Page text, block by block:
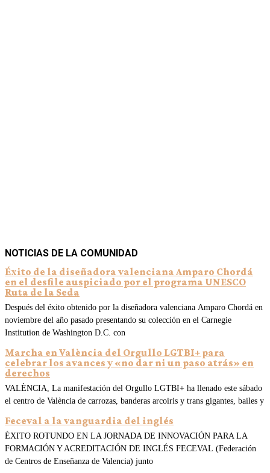
NOTICIAS DE LA COMUNIDAD
Éxito de la diseñadora valenciana Amparo Chordá
en el desfile auspiciado por el programa UNESCO
Ruta de la Seda
Después del éxito obtenido por la diseñadora valenciana Amparo Chordá en
noviembre del año pasado presentando su colección en el Carnegie
Institution de Washington D.C. con
Marcha en València del Orgullo LGTBI+ para
celebrar los avances y «no dar ni un paso atrás» en
derechos
VALÈNCIA, La manifestación del Orgullo LGTBI+ ha llenado este sábado
el centro de València de carrozas, banderas arcoiris y trans gigantes, bailes y
Feceval a la vanguardia del inglés
ÉXITO ROTUNDO EN LA JORNADA DE INNOVACIÓN PARA LA
FORMACIÓN Y ACREDITACIÓN DE INGLÉS FECEVAL (Federación
de Centros de Enseñanza de Valencia) junto